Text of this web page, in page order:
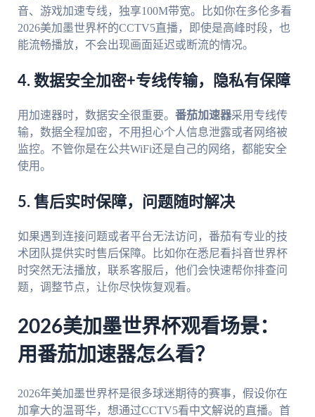
音、游戏加速专线，独享100M带宽。比如你在多伦多看
2026美加墨世界杯的CCTV5直播，即使是高峰时段，也
能流畅播放，不会出现画面延迟或断流的情况。
4. 数据安全加密+专线传输，隐私有保障
用加速器时，数据安全很重要。 番茄加速器采用专线传
输，数据全程加密，不用担心个人信息泄露或者网络被
监控。不管你是在公共WiFi还是自己的网络，都能安全
使用。
5. 售后实时保障，问题随时解决
如果遇到连接问题或者平台无法访问，番茄有专业的技
术团队提供实时售后保障。比如你在悉尼看抖音世界杯
时突然无法播放，联系客服后，他们会快速帮你排查问
题，调整节点，让你尽快恢复观看。
2026美加墨世界杯观看场景：
用番茄加速器怎么看？
2026年美加墨世界杯是很多球迷期待的赛事，假设你在
加拿大的温哥华，想通过CCTV5看中文解说的直播。首